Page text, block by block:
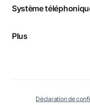
Système
Plus
Déclaration de